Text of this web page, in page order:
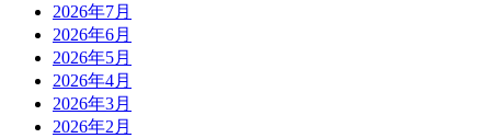
2026年7月
2026年6月
2026年5月
2026年4月
2026年3月
2026年2月